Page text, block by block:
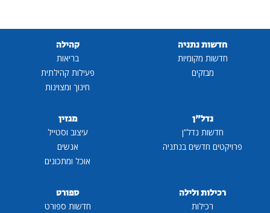
חדשות נתניה
חדשות מקומיות
מבזקים
קהילה
בריאות
פעילות קהילתית
חינוך ומצוינות
נדל"ן
חדשות נדל"ן
פרויקטים חדשים בנתניה
מגזין
עיצוב וסטייל
אנשים
אוכל ומתכונים
רכילות ולילה
רכילות
ספורט
חדשות ספורט